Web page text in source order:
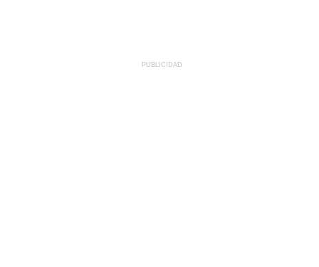
PUBLICIDAD